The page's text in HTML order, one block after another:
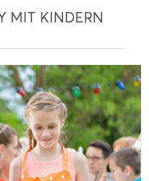
MIT KINDERN